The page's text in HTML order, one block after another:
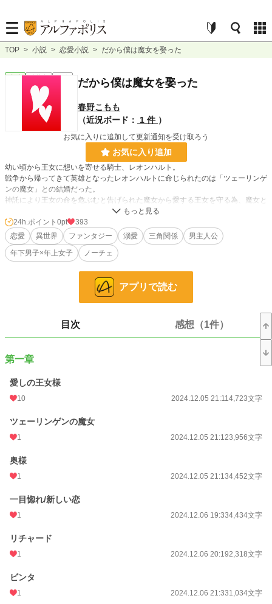
TOP > 小説 > 恋愛小説 > だから僕は魔女を娶った
連載中 長編 だから僕は魔女を娶った
春野こもも
（近況ボード：
1 件 ）
お気に入りに追加して更新通知を受け取ろう
お気に入り追加
幼い頃から王女に想いを寄せる騎士、レオンハルト。
戦争から帰ってきて英雄となったレオンハルトに命じられたのは「ツェーリンゲ
ンの魔女」との結婚だった。
神託により王女の命を危ぶむと告げられた魔女から愛する王女を守る為、魔女と
結婚したレオンハルトであったがーー。
「無愛想ね。けどいい男」
レオンハルトの前に現れた魔女は、はっと目を見張るほど美しい少女、ルーナ。
大きく口を開けて笑ったり、声を上げてわんわん泣いたり、いい匂いがして緊張
王女様が好きなはずなのに、無邪気で気まぐれなルーナに振り回されるうちにレ
オンハルトはどんどん自分の気持ちが分からなくなってきて……？
「この結婚に賭けてみようと思います。私の人生を」
年上の妻に振り回される年下男子が主人公の異世界恋愛ファンタジー！
恋愛
お気に入り
24h.ポイント
文字数 147,489
更新日時
初回公開日時
月間ポイント
24h.ポイント 0pt
393
恋愛
異世界 ファンタジー 溺愛 三角関係
男主人公
年下男子×年上女子
ノーチェ
アプリで読む
目次 感想（1件）
第一章
愛しの王女様
10 2024.12.05 21:114,723文字
ツェーリンゲンの魔女
1 2024.12.05 21:123,956文字
奥様
1 2024.12.05 21:134,452文字
一目惚れ/新しい恋
1 2024.12.06 19:334,434文字
リチャード
1 2024.12.06 20:192,318文字
ビンタ
1 2024.12.06 21:331,034文字